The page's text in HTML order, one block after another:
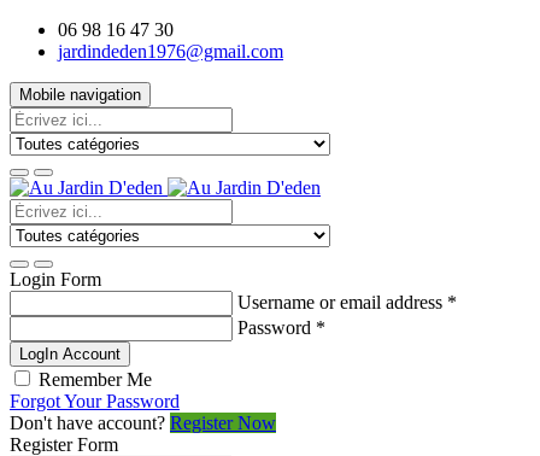
06 98 16 47 30
jardindeden1976@gmail.com
Mobile navigation
Login Form
Username or email address *
Password *
LogIn Account
Remember Me
Forgot Your Password
Don't have account? Register Now
Register Form